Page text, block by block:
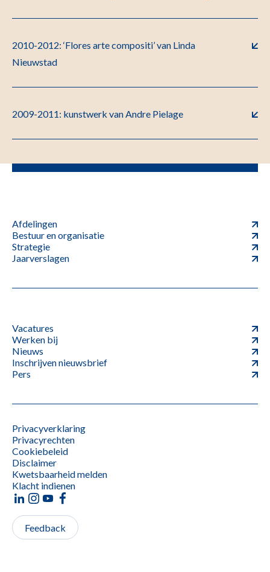
2010-2012: ‘Flores arte compositi’ van Linda
Nieuwstad
2009-2011: kunstwerk van Andre Pielage
Afdelingen
Bestuur en organisatie
Strategie
Jaarverslagen
Vacatures
Werken bij
Nieuws
Inschrijven nieuwsbrief
Pers
Privacyverklaring
Privacyrechten
Cookiebeleid
Disclaimer
Kwetsbaarheid melden
Klacht indienen
Feedback